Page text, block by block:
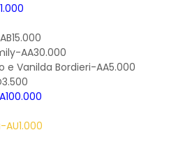
AA30.000
Vanilda Bordieri-AA5.000